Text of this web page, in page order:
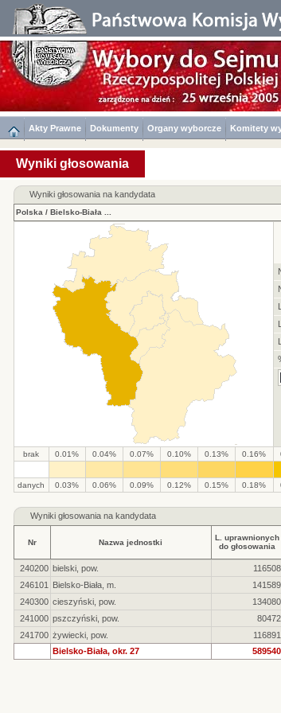
Akty Prawne Dokumenty Organy wyborcze Komitety
Wyniki głosowania
Wyniki głosowania na kandydata
Polska / Bielsko-Biała
brak 0.01% 0.04% 0.07% 0.10% 0.13% 0.16%
danych 0.03% 0.06% 0.09% 0.12% 0.15% 0.18%
Wyniki głosowania na kandydata
Nr Nazwa jednostki
L. uprawnionych
do głosowania
240200 bielski, pow. 116508
246101
Bielsko-Biała, m. 141589
240300 cieszyński, pow. 134080
241000 pszczyński, pow. 80472
241700 żywiecki, pow. 116891
Bielsko-Biała, okr. 27
589540